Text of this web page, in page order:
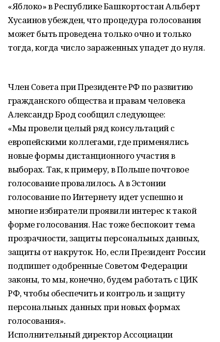
«Яблоко» в Республике Башкортостан Альберт
Хусаинов убежден, что процедура голосования
может быть проведена только очно и только
тогда, когда число зараженных упадет до нуля.
Член Совета при Президенте РФ по развитию
гражданского общества и правам человека
Александр Брод сообщил следующее:
«Мы провели целый ряд консультаций с
европейскими коллегами, где применялись
новые формы дистанционного участия в
выборах. Так, к примеру, в Польше почтовое
голосование провалилось. А в Эстонии
голосование по Интернету идет успешно и
многие избиратели проявили интерес к такой
форме голосования. Нас тоже беспокоит тема
прозрачности, защиты персональных данных,
защиты от накруток. Но, если Президент России
подпишет одобренные Советом Федерации
законы, то мы, конечно, будем работать с ЦИК
РФ, чтобы обеспечить и контроль и защиту
персональных данных при новых формах
голосования».
Исполнительный директор Ассоциации